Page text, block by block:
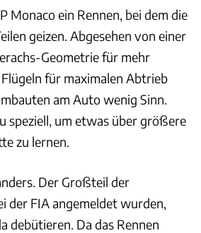
Monaco ein Rennen, bei dem die
geizen. Abgesehen von einer
Geometrie für mehr
für maximalen Abtrieb
am Auto wenig Sinn.
speziell, um etwas über größere
zu lernen.
Der Großteil der
der FIA angemeldet wurden,
debütieren. Da das Rennen